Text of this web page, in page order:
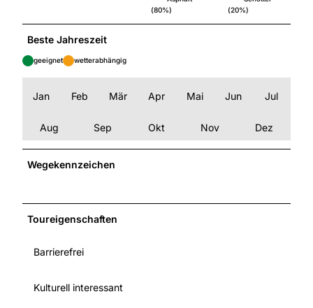
(80%)
(20%)
Beste Jahreszeit
geeignet wetterabhängig
Jan Feb Mär Apr Mai Jun Jul
Aug Sep Okt Nov Dez
Wegekennzeichen
Toureigenschaften
Barrierefrei
Kulturell interessant